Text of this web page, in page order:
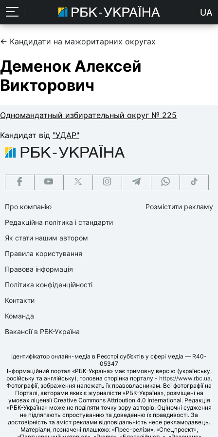
UA
← Кандидати на мажоритарних округах
Деменок Алексей
Викторович
Одномандатный избирательный округ № 225
Кандидат від "УДАР"
Про компанію
Редакційна політика і стандарти
Як стати нашим автором
Правила користування
Правова інформація
Політика конфіденційності
Контакти
Команда
Вакансії в РБК-Україна
Розмістити рекламу
Ідентифікатор онлайн-медіа в Реєстрі суб’єктів у сфері медіа — R40-
05347
Інформаційний портал «РБК-Україна» має тримовну версію (українську,
російську та англійську), головна сторінка порталу - https://www.rbc.ua.
Фотографії, зображення належать їх правовласникам. Всі фотографії на
Порталі, авторами яких є журналісти «РБК-Україна», розміщені на
умовах ліцензії Creative Commons Attribution 4.0 International. Редакція
«РБК-Україна» може не поділяти точку зору авторів. Оціночні судження
не підлягають спростуванню та доведенню їх правдивості. За
достовірність та зміст реклами відповідальність несе рекламодавець.
Матеріали, позначені плашкою: «Прес-релізи», «Спецпроект»,